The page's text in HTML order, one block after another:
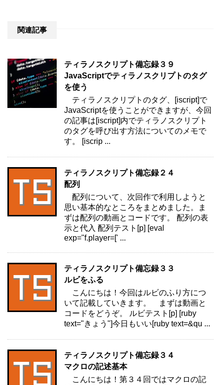
関連記事
ティラノスクリプト備忘録３９
JavaScriptでティラノスクリプトのタグ
を使う
ティラノスクリプトのタグ、[iscript]で
JavaScriptを使うことができますが、今回
の記事は[iscript]内でティラノスクリプト
のタグを呼び出す方法についてのメモで
す。 [iscrip ...
ティラノスクリプト備忘録２４
配列
配列について、次回作で利用しようと
思い基本的なところをまとめました。ま
ずは配列の動画とコードです。 配列の表
示と代入 配列テスト[p] [eval
exp="f.player=[' ...
ティラノスクリプト備忘録３３
ルビをふる
こんにちは！今回はルビのふり方につ
いて記載していきます。 まずは動画と
コードをどうぞ。 ルビテスト[p] [ruby
text="きょう"]今日もいい[ruby text=&qu ...
ティラノスクリプト備忘録３４
マクロの記述基本
こんにちは！第３４回ではマクロの記